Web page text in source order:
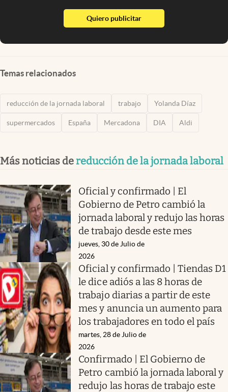
Quiero publicitarabre en nueva pestaña
Temas relacionados
reducción de la jornada laboral trabajo Yolanda Díaz
supermercados España Mercadona DIA Aldi
Más noticias dereducción de la jornada laboral
Oficial y confirmado | El
Gobierno de Petro cambió la
jornada laboral y redujo las horas
de trabajo desde este mes
jueves, 30 de Julio de
2026
Oficial y confirmado | Tiendas D1
le dice adiós a las 8 horas de
trabajo diarias a partir de este
mes y anuncia un aumento para
los trabajadores en todo el país
martes, 28 de Julio de
2026
Confirmado | El Gobierno de
Petro cambió la jornada laboral y
redujo las horas de trabajo este